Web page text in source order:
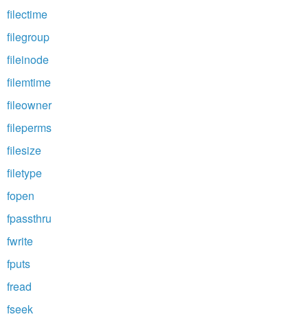
filectime
filegroup
fileinode
filemtime
fileowner
fileperms
filesize
filetype
fopen
fpassthru
fwrite
fputs
fread
fseek